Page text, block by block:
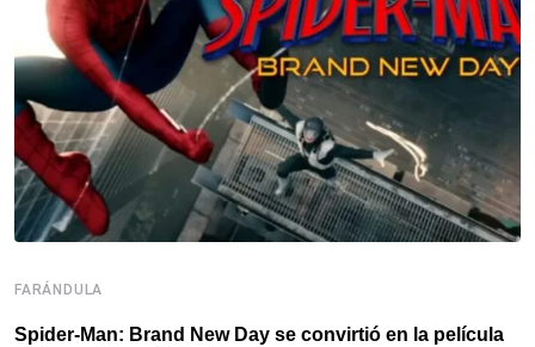
FARÁNDULA
Spider-Man: Brand New Day se convirtió en la película